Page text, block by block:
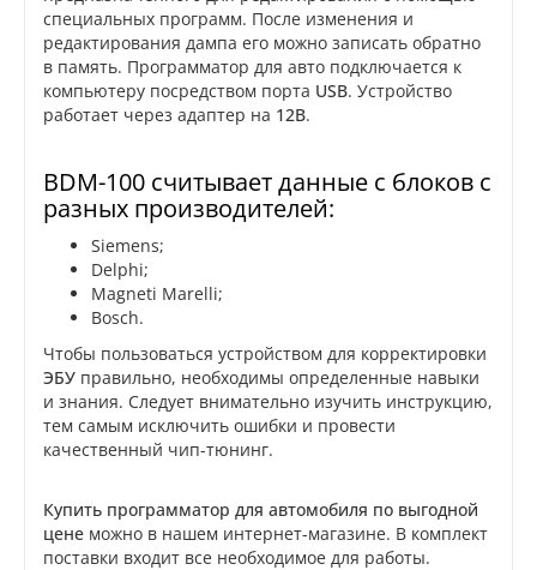
специальных программ. После изменения и
редактирования дампа его можно записать обратно
в память. Программатор для авто подключается к
компьютеру посредством порта USB. Устройство
работает через адаптер на 12В.
BDM-100 считывает данные с блоков с
разных производителей:
Siemens;
Delphi;
Magneti Marelli;
Bosch.
Чтобы пользоваться устройством для корректировки
ЭБУ правильно, необходимы определенные навыки
и знания. Следует внимательно изучить инструкцию,
тем самым исключить ошибки и провести
качественный чип-тюнинг.
Купить программатор для автомобиля по выгодной
цене можно в нашем интернет-магазине. В комплект
поставки входит все необходимое для работы.